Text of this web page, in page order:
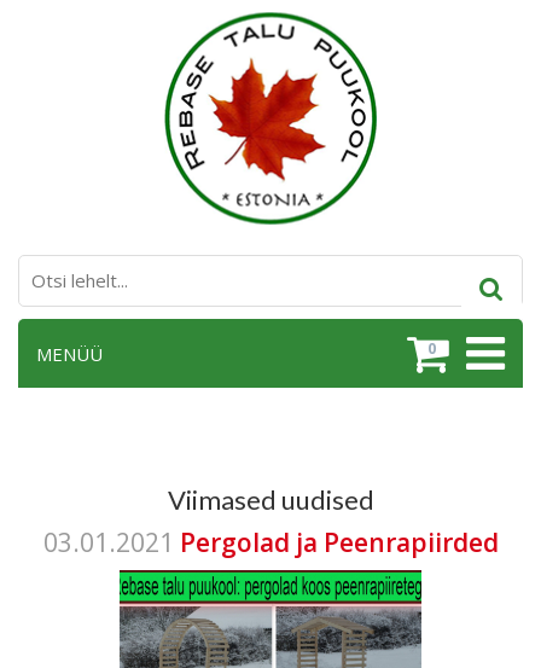
0
MENÜÜ
Viimased uudised
03.01.2021 Pergolad ja Peenrapiirded